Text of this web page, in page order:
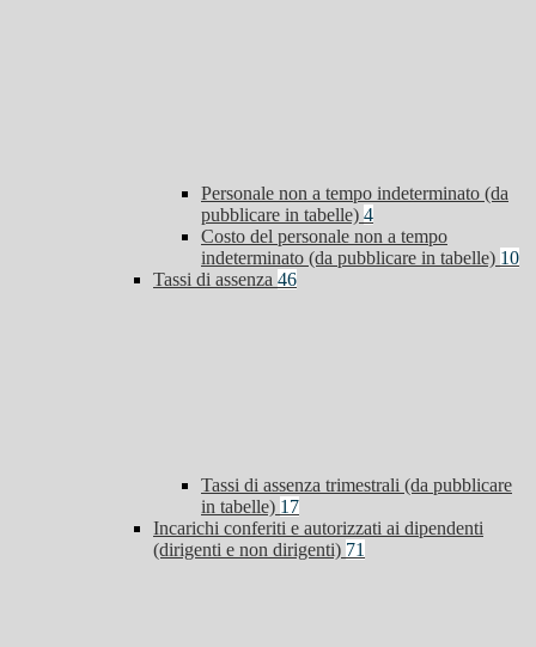
Personale non a tempo indeterminato (da
pubblicare in tabelle) 4
Costo del personale non a tempo
indeterminato (da pubblicare in tabelle) 10
Tassi di assenza 46
Tassi di assenza trimestrali (da pubblicare
in tabelle) 17
Incarichi conferiti e autorizzati ai dipendenti
(dirigenti e non dirigenti) 71